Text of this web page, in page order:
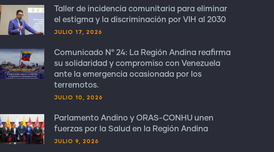
Taller de incidencia comunitaria para eliminar
el estigma y la discriminación por VIH al 2030
JULIO 17, 2026
Comunicado N° 24: La Región Andina reafirma
su solidaridad y compromiso con Venezuela
ante la emergencia ocasionada por los
terremotos.
JULIO 10, 2026
Parlamento Andino y ORAS-CONHU unen
fuerzas por la Salud en la Región Andina
JULIO 9, 2026